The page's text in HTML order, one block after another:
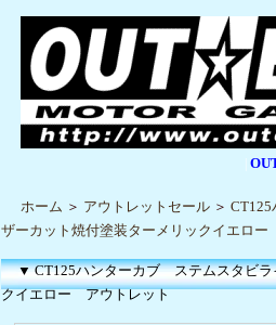
ホーム ＞ アウトレットセール ＞
ザーカット焼付塗装ターメリックイエロ
▼ CT125ハンターカブ ステムスタビ
クイエロー アウトレット